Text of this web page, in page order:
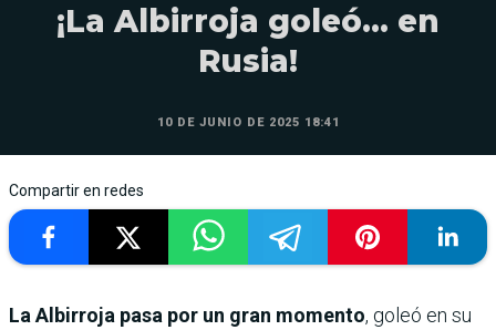
¡La Albirroja goleó… en
Rusia!
10 DE JUNIO DE 2025 18:41
Compartir en redes
La Albirroja pasa por un gran momento, goleó en su